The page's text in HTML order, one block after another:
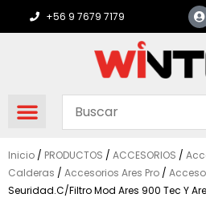
+56 9 7679 7179
Inicio / PRODUCTOS / ACCESORIOS /
Calderas / Accesorios Ares Pro /
Seuridad.C/Filtro Mod Ares 900 Tec Y